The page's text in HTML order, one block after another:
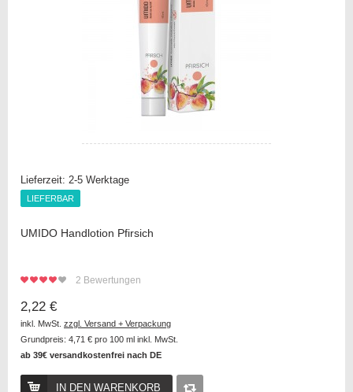
Lieferzeit: 2-5 Werktage
UMIDO Handlotion Pfirsich
2 Bewertungen
LIEFERBAR
2,22 €
inkl. MwSt. zzgl. Versand + Verpackung
Grundpreis: 4,71 € pro 100 ml inkl. MwSt.
ab 39€ versandkostenfrei nach DE
LIEFERBAR
IN DEN WARENKORB